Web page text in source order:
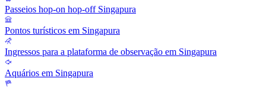
Passeios hop-on hop-off Singapura
Pontos turísticos em Singapura
Ingressos para a plataforma de observação em Singapura
Aquários em Singapura